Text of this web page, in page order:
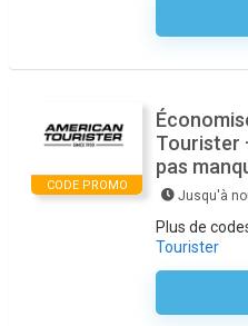
CODE PROMO
Tourister
pas
Jusqu'à
Plus de
Tourister